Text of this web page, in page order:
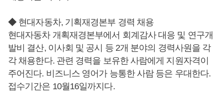
◆ 현대자동차, 기획재경본부 경력 채용
현대자동차 개획재경본부에서 회계감사 대응 및 연구개
발비 결산, 이사회 및 공시 등 2개 분야의 경력사원을 각
각 채용한다. 관련 경력을 보유한 사람에게 지원자격이
주어진다. 비즈니스 영어가 능통한 사람 등은 우대한다.
접수기간은 10월16일까지다.